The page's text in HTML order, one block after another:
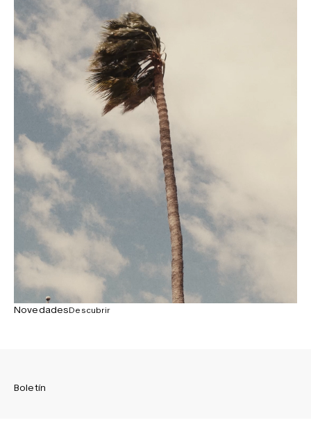
NovedadesDescubrir
Boletín